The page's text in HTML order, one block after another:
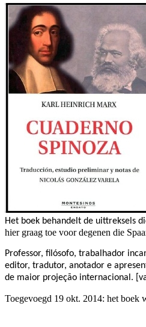
Het boek behandelt de uittreksels
hier graag toe voor degenen die
Professor, filósofo, trabalhador
editor, tradutor, anotador e
de maior projeção internacional.
Toegevoegd 19 okt. 2014: het boek